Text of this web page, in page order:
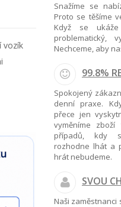
vozík
Snažíme se
Proto se těšíme
Když se
problematický,
Nechceme, aby
99.8%
Spokojený
denní praxe.
přece jen
vyměníme zboží
případů, kdy
rozhodne lhát a
hrát nebudeme.
SVOU
Naši zaměstnanci